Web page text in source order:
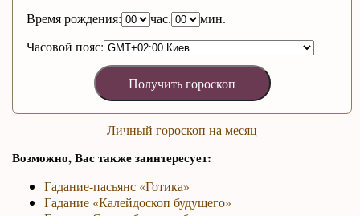
Время рождения:
час.
мин.
Часовой пояс:
Личный гороскоп на месяц
Возможно, Вас также заинтересует:
Гадание-пасьянс «Готика»
Гадание «Калейдоскоп будущего»